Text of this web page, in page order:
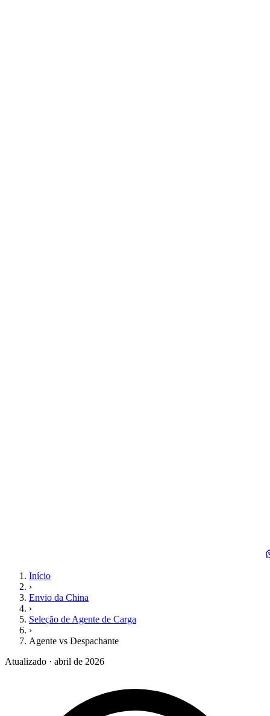
Início
›
Envio da China
›
Seleção de Agente de Carga
›
Agente vs Despachante
Atualizado · abril de 2026